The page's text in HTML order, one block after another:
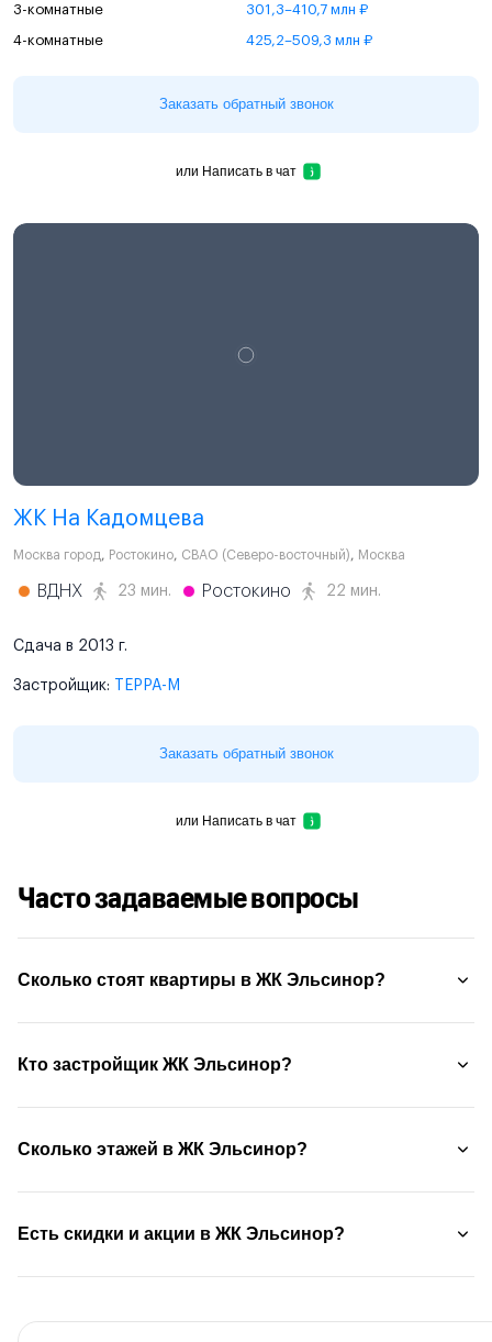
3-комнатные 301,3–410,7 млн ₽
4-комнатные 425,2–509,3 млн ₽
Заказать обратный звонок
или Написать в чат
ЖК На Кадомцева
Москва город, Ростокино, СВАО (Северо-восточный), Москва
ВДНХ 23 мин. Ростокино 22 мин.
Сдача в 2013 г.
Застройщик: ТЕРРА-М
Заказать обратный звонок
или Написать в чат
Часто задаваемые вопросы
Сколько стоят квартиры в ЖК Эльсинор?
Кто застройщик ЖК Эльсинор?
Сколько этажей в ЖК Эльсинор?
Есть скидки и акции в ЖК Эльсинор?